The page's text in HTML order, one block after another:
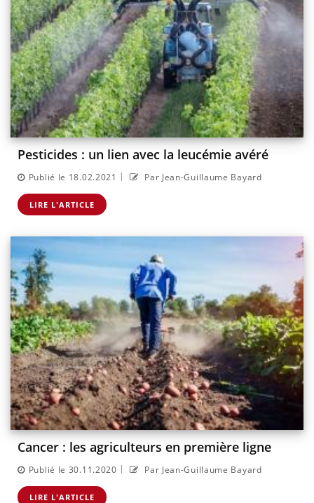
Pesticides : un lien avec la leucémie avéré
Publié le 18.02.2021 | Par Jean-Guillaume Bayard
LIRE L'ARTICLE
Cancer : les agriculteurs en première ligne
Publié le 30.11.2020 | Par Jean-Guillaume Bayard
LIRE L'ARTICLE